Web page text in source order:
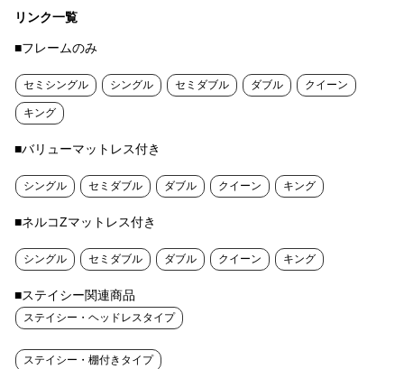
リンク一覧
■フレームのみ
セミシングル シングル セミダブル ダブル クイーン
キング
■バリューマットレス付き
シングル セミダブル ダブル クイーン キング
■ネルコZマットレス付き
シングル セミダブル ダブル クイーン キング
■ステイシー関連商品
ステイシー・ヘッドレスタイプ
ステイシー・棚付きタイプ